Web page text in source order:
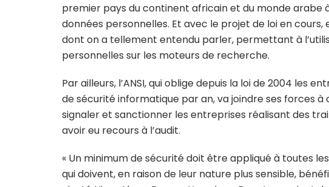
premier pays du continent africain et du monde arabe
données personnelles. Et avec le projet de loi en cours,
dont on a tellement entendu parler, permettant à
personnelles sur les moteurs de recherche.
Par ailleurs, l’ANSI, qui oblige depuis la loi de 2004 les
de sécurité informatique par an, va joindre ses forces à
signaler et sanctionner les entreprises réalisant des
avoir eu recours à l’audit.
« Un minimum de sécurité doit être appliqué à toutes
qui doivent, en raison de leur nature plus sensible,